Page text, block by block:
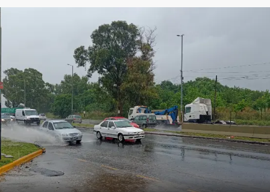
P Pergamino
R Ramallo
R Rojas
S Salto